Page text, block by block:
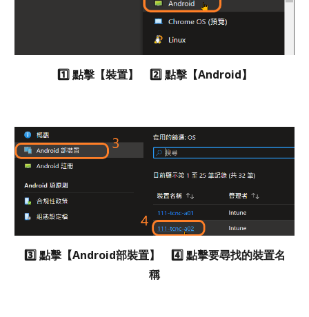
1️⃣ 點擊【裝置】 2️⃣ 點擊【Android】
3️⃣ 點擊【Android部裝置】
4️⃣ 點擊要尋找的裝置名
稱